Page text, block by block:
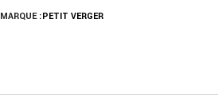
MARQUE :PETIT VERGER